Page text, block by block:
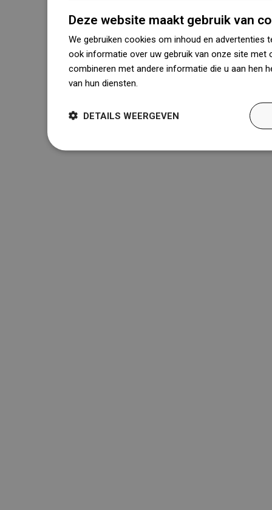
Deze website maakt gebruik van
We gebruiken cookies om inhoud en advertenties
ook informatie over uw gebruik van onze site met
combineren met andere informatie die u aan hen
van hun diensten.
DETAILS WEERGEVEN